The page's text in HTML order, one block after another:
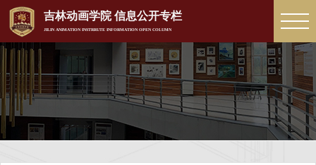
吉林动画学院 信息公开专栏
JILIN ANIMATION INSTRRUTE INFORMATION OPEN COLUMN